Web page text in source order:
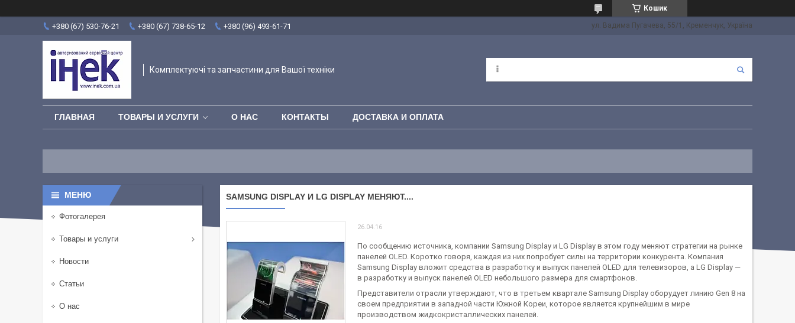
Кошик
+380 (67) 530-76-21 +380 (67) 738-65-12 +380 (96) 493-61-71 ул. Вадима Пугачева, 55/1, Кременчук, Україна
Комплектуючі та запчастини для Вашої техніки
ГЛАВНАЯ ТОВАРЫ И УСЛУГИ О НАС КОНТАКТЫ ДОСТАВКА И ОПЛАТА
SAMSUNG DISPLAY И LG DISPLAY МЕНЯЮТ....
26.04.16
По сообщению источника, компании Samsung Display и LG Display в этом году меняют стратегии на рынке
панелей OLED. Коротко говоря, каждая из них попробует силы на территории конкурента. Компания
Samsung Display вложит средства в разработку и выпуск панелей OLED для телевизоров, а LG Display —
в разработку и выпуск панелей OLED небольшого размера для смартфонов.
Представители отрасли утверждают, что в третьем квартале Samsung Display оборудует линию Gen 8 на
своем предприятии в западной части Южной Кореи, которое является крупнейшим в мире
производством жидкокристаллических панелей.
Фотогалерея
Товары и услуги
Новости
Статьи
О нас